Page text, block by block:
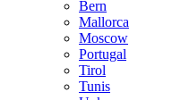
Bern
Mallorca
Moscow
Portugal
Tirol
Tunis